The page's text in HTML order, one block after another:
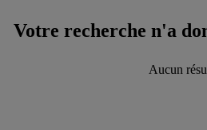
Votre recherche n'a
Aucun